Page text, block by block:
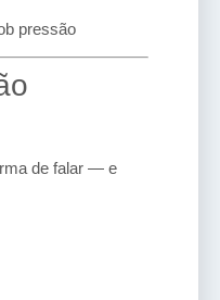
pressão
de falar — e